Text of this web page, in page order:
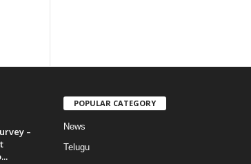
–
POPULAR CATEGORY
News
Telugu